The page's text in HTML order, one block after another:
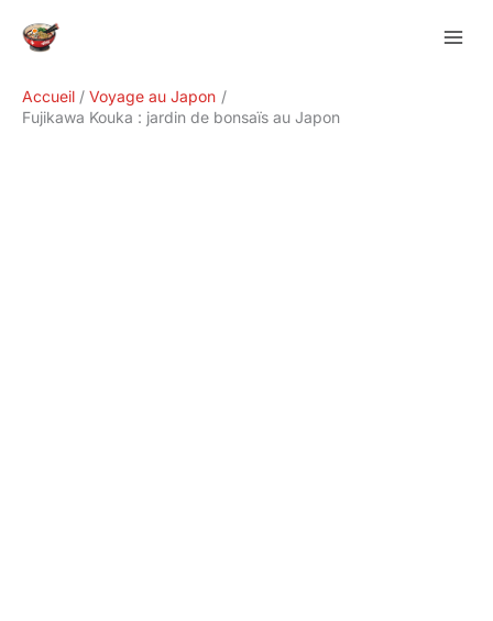
Accueil
Voyage au Japon
Fujikawa Kouka : jardin de bonsaïs au Japon